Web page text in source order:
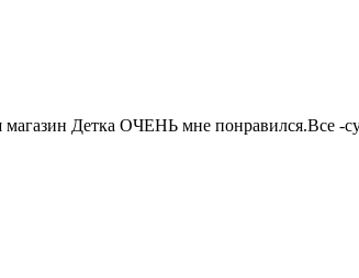
Детка ОЧЕНЬ мне понравился.Все -